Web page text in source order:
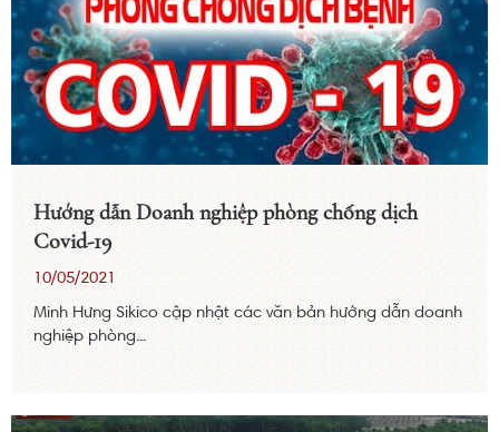
Hướng dẫn Doanh nghiệp phòng chống dịch
Covid-19
10/05/2021
Minh Hưng Sikico cập nhật các văn bản hướng dẫn doanh
nghiệp phòng...